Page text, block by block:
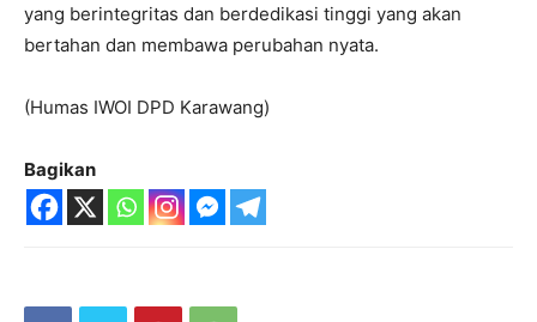
yang berintegritas dan berdedikasi tinggi yang akan
bertahan dan membawa perubahan nyata.
(Humas IWOI DPD Karawang)
Bagikan